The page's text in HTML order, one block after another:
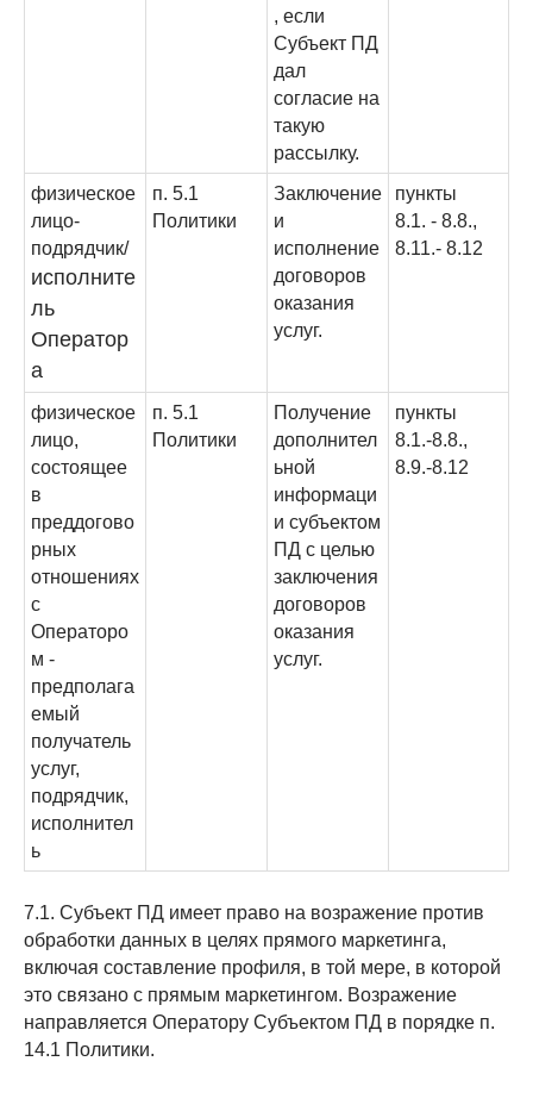
, если
Субъект ПД
дал
согласие на
такую
рассылку.
физическое
лицо-
подрядчик/
исполните
ль
Оператор
а
п. 5.1
Политики
Заключение
и
исполнение
договоров
оказания
услуг.
пункты
8.1. - 8.8.,
8.11.- 8.12
физическое
лицо,
состоящее
в
преддогово
рных
отношениях
с
Операторо
м -
предполага
емый
получатель
услуг,
подрядчик,
исполнител
ь
п. 5.1
Политики
Получение
дополнител
ьной
информаци
и субъектом
ПД с целью
заключения
договоров
оказания
услуг.
пункты
8.1.-8.8.,
8.9.-8.12
7.1. Субъект ПД имеет право на возражение против
обработки данных в целях прямого маркетинга,
включая составление профиля, в той мере, в которой
это связано с прямым маркетингом. Возражение
направляется Оператору Субъектом ПД в порядке п.
14.1 Политики.